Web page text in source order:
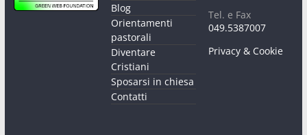
Blog
Orientamenti
pastorali
Diventare
Cristiani
Sposarsi in chiesa
Contatti
Tel. e Fax
049.5387007
Privacy & Cookie